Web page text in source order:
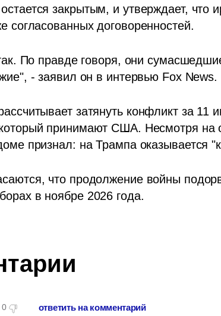
закрытым, и утверждает, что
согласованных договоренностей.
По правде говоря, они
- заявил он в интервью Fox News.
затянуть конфликт за 11
принимают США. Несмотря на
признал: на Трампа оказывается
что продолжение войны
в ноябре 2026 года.
0 ответить на комментарий